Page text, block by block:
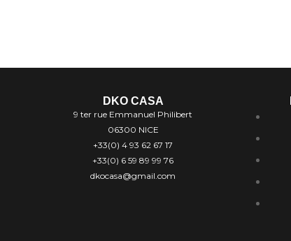
DKO CASA
9 ter rue Emmanuel Philibert
06300 NICE
+33(0) 4 93 62 67 17
+33(0) 6 59 89 99 76
dkocasa@gmail.com